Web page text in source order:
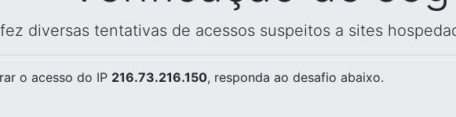
diversas tentativas de acessos suspeitos a sites
o acesso do IP 216.73.216.150, responda ao desafio abaixo.